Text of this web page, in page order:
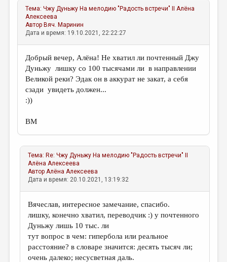
Тема:Чжу Дуньжу На мелодию "Радость встречи" II
Алёна
Алексеева
Автор Вяч. Маринин
Дата и время: 19.10.2021, 22:22:27
Добрый вечер, Алёна! Не хватил ли почтенный Джу
Дуньжу лишку со 100 тысячами ли в направлении
Великой реки? Эдак он в аккурат не закат, а себя
сзади увидеть должен...
:))
ВМ
Тема: Re: Чжу Дуньжу На мелодию "Радость встречи" II
Алёна Алексеева
АвторАлёна Алексеева
Дата и время: 20.10.2021, 13:19:32
Вячеслав, интересное замечание, спасибо.
лишку, конечно хватил, переводчик :) у почтенного
Дуньжу лишь 10 тыс. ли
тут вопрос в чем: гипербола или реальное
расстояние? в словаре значится: десять тысяч ли;
очень далеко; несусветная даль.